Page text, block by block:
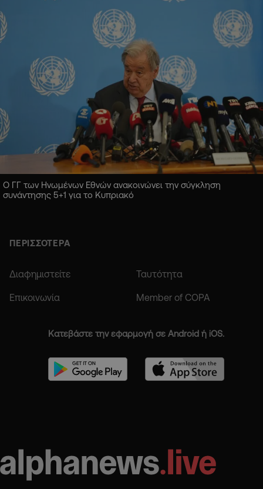
Ο ΓΓ των Ηνωμένων Εθνών ανακοινώνει την σύγκληση
συνάντησης 5+1 για το Κυπριακό
ΠΕΡΙΣΣΟΤΕΡΑ
Διαφημιστείτε Ταυτότητα
Επικοινωνία Member of COPA
Κατεβάστε την εφαρμογή σε Android ή iOS.